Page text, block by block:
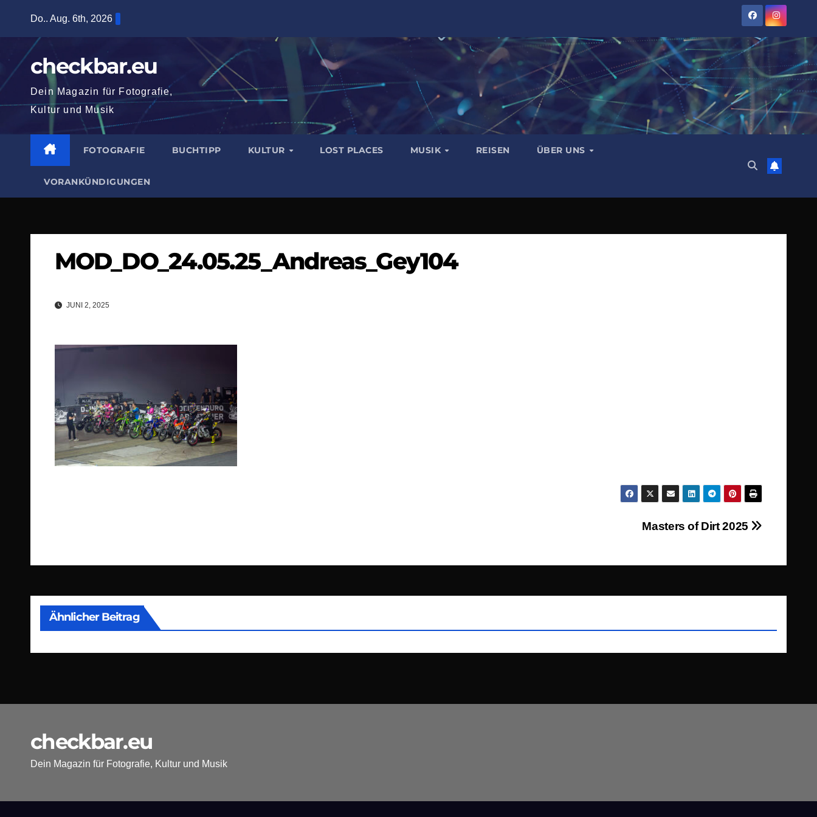
springen
Do.. Aug. 6th, 2026
checkbar.eu
Dein Magazin für Fotografie,
Kultur und Musik
FOTOGRAFIE BUCHTIPP KULTUR LOST PLACES MUSIK REISEN ÜBER UNS
VORANKÜNDIGUNGEN
MOD_DO_24.05.25_Andreas_Gey104
JUNI 2, 2025
Masters of Dirt 2025
Ähnlicher Beitrag
checkbar.eu
Dein Magazin für Fotografie, Kultur und Musik